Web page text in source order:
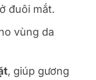
ở đuôi mắt.
vùng da
, giúp gương